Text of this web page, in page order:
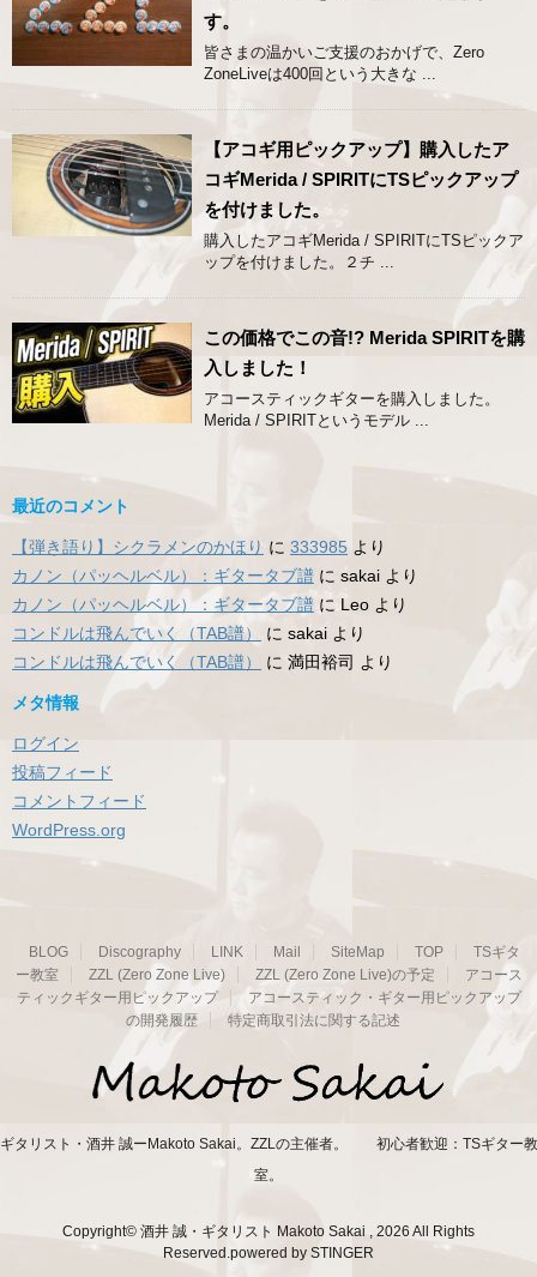
す。
皆さまの温かいご支援のおかげで、Zero
ZoneLiveは400回という大きな ...
【アコギ用ピックアップ】購入したア
コギMerida / SPIRITにTSピックアップ
を付けました。
購入したアコギMerida / SPIRITにTSピックア
ップを付けました。２チ ...
この価格でこの音!? Merida SPIRITを購
入しました！
アコースティックギターを購入しました。
Merida / SPIRITというモデル ...
最近のコメント
【弾き語り】シクラメンのかほり に 333985 より
カノン（パッヘルベル）：ギタータブ譜 に sakai より
カノン（パッヘルベル）：ギタータブ譜 に Leo より
コンドルは飛んでいく（TAB譜）
に sakai より
コンドルは飛んでいく（TAB譜）
に 満田裕司 より
メタ情報
ログイン
投稿フィード
コメントフィード
WordPress.org
BLOG Discography LINK Mail SiteMap TOP
TSギタ
ー教室
ZZL (Zero Zone Live) ZZL (Zero Zone Live)の予定
アコース
ティックギター用ピックアップ
アコースティック・ギター用ピックアップ
の開発履歴
特定商取引法に関する記述
ギタリスト・酒井 誠ーMakoto Sakai。ZZLの主催者。 初心者歓迎：TSギター教
室。
Copyright© 酒井 誠・ギタリスト Makoto Sakai , 2026 All Rights
Reserved.powered by STINGER